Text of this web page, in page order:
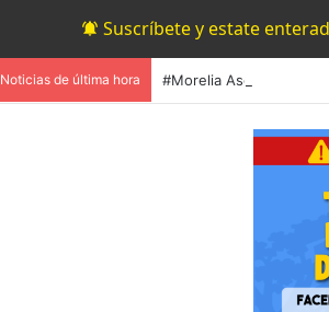
Suscríbete y estate
Noticias de última hora